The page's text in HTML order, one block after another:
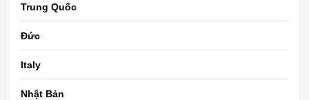
Trung Quốc
Đức
Italy
Nhật Bản